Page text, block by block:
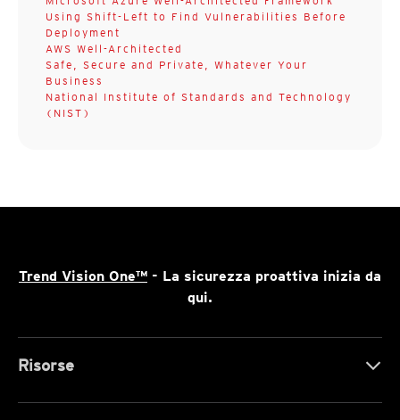
Using Shift-Left to Find Vulnerabilities Before
Deployment
AWS Well-Architected
Safe, Secure and Private, Whatever Your
Business
National Institute of Standards and Technology
(NIST)
Trend Vision One™ - La sicurezza proattiva inizia da
qui.
Risorse